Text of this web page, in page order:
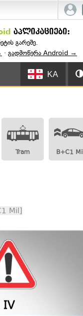
აპლიკაციები:
გარეშე.
· გადმოწერა Android →
KA
Tram B+C1 Mil
Mil]